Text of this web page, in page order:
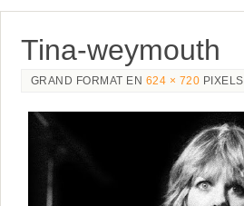
Tina-weymouth
GRAND FORMAT EN 624 × 720 PIXELS